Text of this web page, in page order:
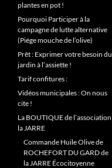
plantes en pot !
Pourquoi Participer à la
campagne de lutte alternative
(Piége mouche de l’olive)
Prêt : Exprimer votre besoin du
jardin à l’assiette !
Tarif confitures :
Vidéos municipales : On nous
cite !
La BOUTIQUE de l’association
la JARRE
Commande Huile Olive de
ROCHEFORT DU GARD de
la JARRE Écocitoyenne